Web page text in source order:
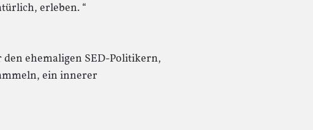
erleben. “
den ehemaligen SED-Politikern,
ein innerer